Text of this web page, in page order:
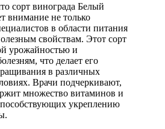
сорт винограда Белый
внимание не только
в области питания
свойствам. Этот сорт
урожайностью и
что делает его
в различных
Врачи подчеркивают,
множество витаминов и
укреплению